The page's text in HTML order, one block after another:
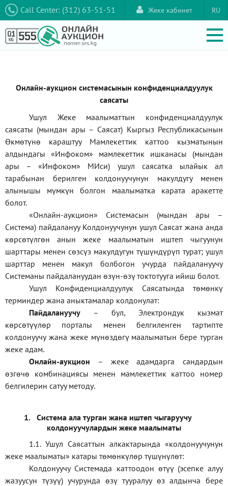
Call Center: (312) 63-51-51 RU
Жеке кабинет
Онлайн-аукцион системасынын конфиденциалдуулук
саясаты
Ушул Жеке маалыматтын конфиденциалдуулук
саясаты (мындан ары – Саясат) Кыргыз Республикасынын
Өкмөтүнө караштуу Мамлекеттик каттоо кызматынын
алдындагы «Инфоком» мамлекеттик ишканасы (мындан
ары –«Инфоком» МИси) ушул саясатка ылайык ал
тарабынан берилген колдонуучунун макулдугу менен
алынышы мүмкүн болгон маалыматка карата аракетте
болот.
«Онлайн-аукцион» Системасын (мындан ары –
Система) пайдалануу Колдонуучунун ушул Саясат жана анда
көрсөтүлгөн анын жеке маалыматын иштеп чыгуунун
шарттары менен сөзсүз макулдугун түшүндүрүп турат; ушул
шарттар менен макул болбогон учурда пайдалануучу
Системаны пайдалануудан өзүн-өзү токтотууга ийиш болот.
Ушул Конфиденциалдуулук Саясатында төмөнкү
терминдер жана аныктамалар колдонулат:
Пайдалануучу – бул, Электрондук кызмат
көрсөтүүлөр порталы менен белгиленген тартипте
колдонуучу жана жеке мүнөздөгү маалыматын бере турган
жеке адам.
Онлайн-аукцион – жеке адамдарга сандардын
өзгөчө комбинациясы менен мамлекеттик каттоо номер
белгилерин сатуу методу.
1. Система ала турган жана иштеп чыгаруучу
колдонуучулардын жеке маалыматы
1.1. Ушул Саясаттын алкактарында«колдонуучунун
жеке маалыматы» катары төмөнкүлөр түшүнүлөт:
Колдонуучу Системада каттоодон өтүү (эсепке алуу
жазуусун түзүү) учурунда өзү тууралуу өз алдынча бере